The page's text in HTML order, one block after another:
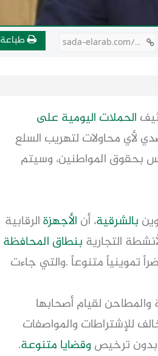
طباعة sada-elarab.com/806052
الحملات اليومية على
لأي محاولات لتهريب السلع
بحقوق المواطنين، وسيتم
بالشرقية، أن الأجهزةالرقابية
التجارية بنطاق المحافظة
الجهود عن تحرير (٣٣٠٦) محضراً تموينياً متنوعاً .والتي جاءت
والمطاحن لقيام أصحابها
للإشتراطات والمواصفات
بدون ترخيصوقضايا متنوعة.